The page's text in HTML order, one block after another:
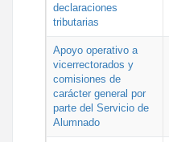
declaraciones
tributarias
Apoyo operativo a
vicerrectorados y
comisiones de
carácter general por
parte del Servicio de
Alumnado